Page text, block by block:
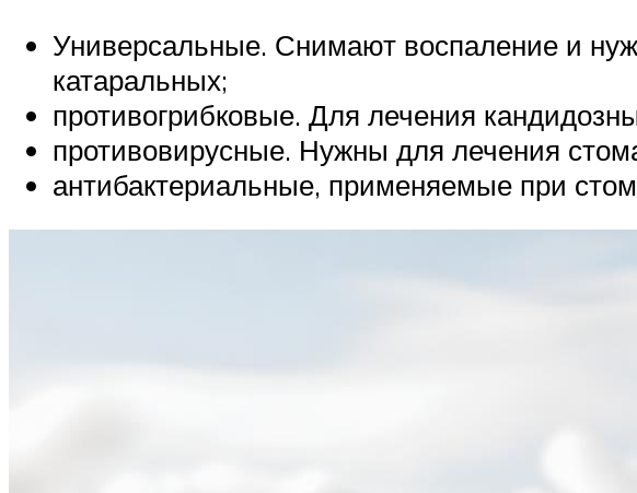
Универсальные. Снимают воспаление и
катаральных;
противогрибковые. Для лечения
противовирусные. Нужны для лечения
антибактериальные, применяемые при